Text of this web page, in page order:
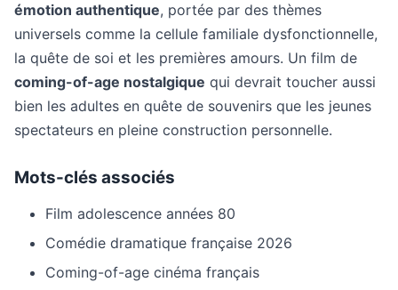
émotion authentique, portée par des thèmes
universels comme la cellule familiale dysfonctionnelle,
la quête de soi et les premières amours. Un film de
coming-of-age nostalgique qui devrait toucher aussi
bien les adultes en quête de souvenirs que les jeunes
spectateurs en pleine construction personnelle.
Mots-clés associés
Film adolescence années 80
Comédie dramatique française 2026
Coming-of-age cinéma français